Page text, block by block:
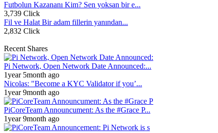
Futbolun Kazananı Kim? Sen yoksan bir e...
3,739 Click
Fil ve Halat Bir adam fillerin yanından...
2,832 Click
Recent Shares
Pi Network, Open Network Date Announced:...
1year 5month ago
Nicolas: "Become a KYC Validator if you’...
1year 9month ago
PiCoreTeam Announcument: As the #Grace P...
1year 9month ago